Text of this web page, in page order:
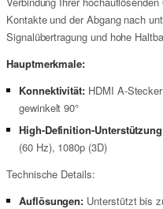
Kontakte und der Abgang nach
Signalübertragung und hohe
Hauptmerkmale:
Konnektivität: HDMI A-
gewinkelt 90°
High-Definition-
(60 Hz), 1080p (3D)
Technische Details:
Auflösungen: Unterstützt bis